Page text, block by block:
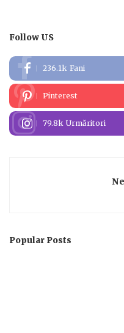
Follow US
236.1k Fani
Pinterest
79.8k Urmăritori
Popular Posts